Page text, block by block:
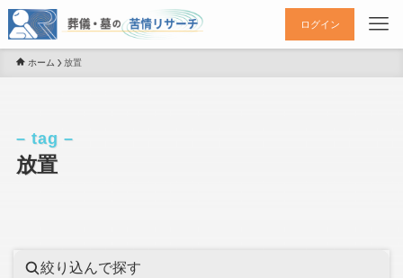
ログイン
ホーム 放置
放置
– tag –
絞り込んで探す